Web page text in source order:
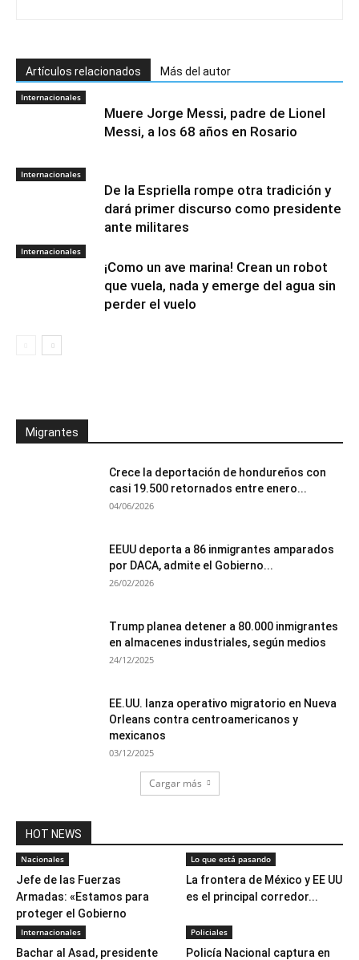
Artículos relacionados Más del autor
Internacionales
Muere Jorge Messi, padre de Lionel
Messi, a los 68 años en Rosario
Internacionales
De la Espriella rompe otra tradición y
dará primer discurso como presidente
ante militares
Internacionales
¡Como un ave marina! Crean un robot
que vuela, nada y emerge del agua sin
perder el vuelo
Migrantes
Crece la deportación de hondureños con
casi 19.500 retornados entre enero...
04/06/2026
EEUU deporta a 86 inmigrantes amparados
por DACA, admite el Gobierno...
26/02/2026
Trump planea detener a 80.000 inmigrantes
en almacenes industriales, según medios
24/12/2025
EE.UU. lanza operativo migratorio en Nueva
Orleans contra centroamericanos y
mexicanos
03/12/2025
Cargar más
HOT NEWS
Nacionales
Jefe de las Fuerzas
Armadas: «Estamos para
proteger el Gobierno
porque...
Lo que está pasando
La frontera de México y EE UU
es el principal corredor...
Internacionales
Bachar al Asad, presidente
Policiales
Policía Nacional captura en